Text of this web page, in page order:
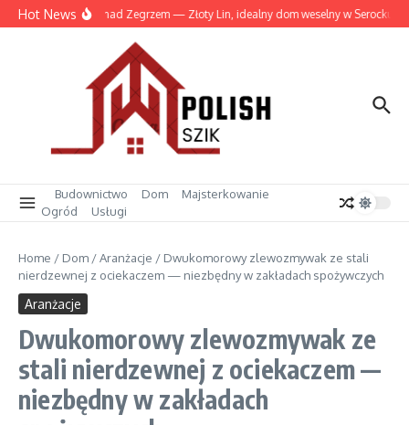
Przejdź do treści
Hot NewsWesele nad Zegrzem — Złoty Lin, idealny dom weselny w Serocku
Budownictwo Dom
Majsterkowanie
Ogród
Usługi
Home / Dom /Aranżacje / Dwukomorowy zlewozmywak ze stali
nierdzewnej z ociekaczem — niezbędny w zakładach spożywczych
Aranżacje
Dwukomorowy zlewozmywak ze
stali nierdzewnej z ociekaczem —
niezbędny w zakładach